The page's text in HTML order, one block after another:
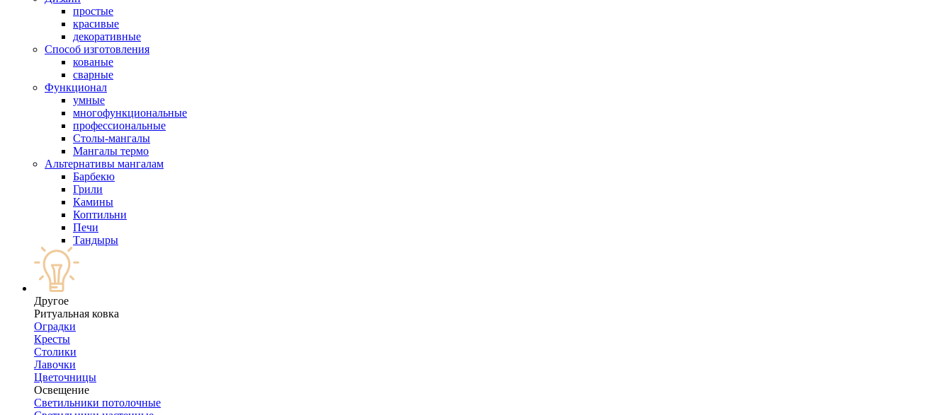
простые
красивые
декоративные
Способ изготовления
кованые
сварные
Функционал
умные
многофункциональные
профессиональные
Столы-мангалы
Мангалы термо
Альтернативы мангалам
Барбекю
Грили
Камины
Коптильни
Печи
Тандыры
Другое
Ритуальная ковка
Оградки
Кресты
Столики
Лавочки
Цветочницы
Освещение
Светильники потолочные